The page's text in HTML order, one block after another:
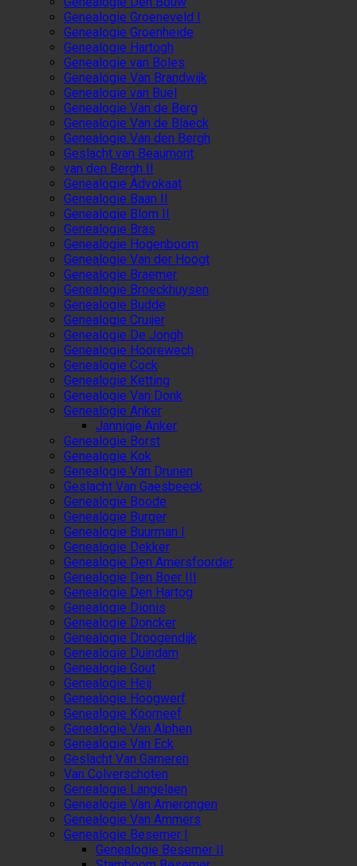
Genealogie Groeneveld I
Genealogie Groenheide
Genealogie Hartogh
Genealogie van Boles
Genealogie Van Brandwijk
Genealogie van Buel
Genealogie Van de Berg
Genealogie Van de Blaeck
Genealogie Van den Bergh
Geslacht van Beaumont
van den Bergh II
Genealogie Advokaat
Genealogie Baan II
Genealogie Blom II
Genealogie Bras
Genealogie Hogenboom
Genealogie Van der Hoogt
Genealogie Braemer
Genealogie Broeckhuysen
Genealogie Budde
Genealogie Cruijer
Genealogie De Jongh
Genealogie Hoorewech
Genealogie Cock
Genealogie Ketting
Genealogie Van Donk
Genealogie Anker
Jannigje Anker
Genealogie Borst
Genealogie Kok
Genealogie Van Drunen
Geslacht Van Gaesbeeck
Genealogie Boode
Genealogie Burger
Genealogie Buurman I
Genealogie Dekker
Genealogie Den Amersfoorder
Genealogie Den Boer III
Genealogie Den Hartog
Genealogie Dionis
Genealogie Doncker
Genealogie Droogendijk
Genealogie Duindam
Genealogie Gout
Genealogie Heij
Genealogie Hoogwerf
Genealogie Koorneef
Genealogie Van Alphen
Genealogie Van Eck
Geslacht Van Gameren
Van Colverschoten
Genealogie Langelaen
Genealogie Van Amerongen
Genealogie Van Ammers
Genealogie Besemer I
Genealogie Besemer II